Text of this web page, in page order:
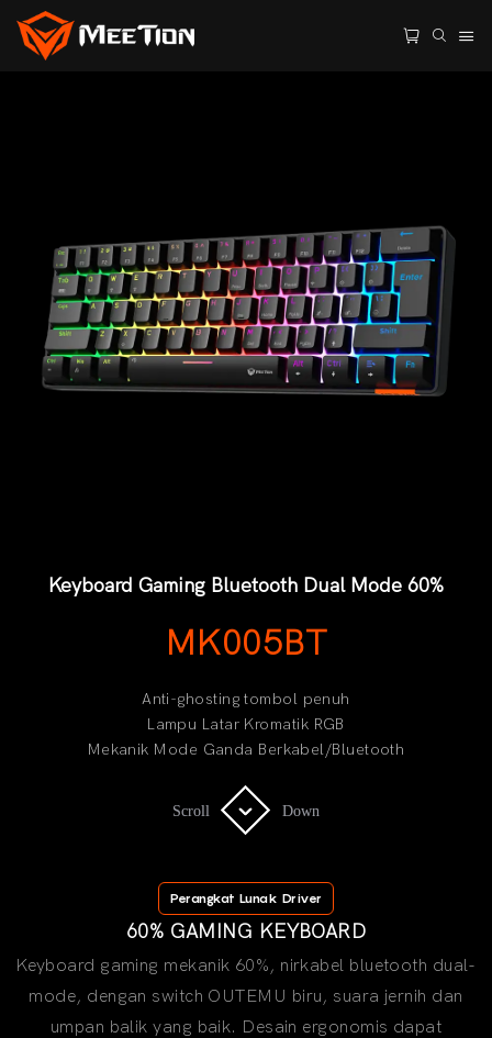
Keyboard Gaming Bluetooth Dual Mode 60%
MK005BT
Anti-ghosting tombol penuh
Lampu Latar Kromatik RGB
Mekanik Mode Ganda Berkabel/Bluetooth
Scroll Down
Scroll Down
Perangkat Lunak Driver
60% GAMING KEYBOARD
Keyboard gaming mekanik 60%, nirkabel bluetooth dual-
mode, dengan switch OUTEMU biru, suara jernih dan
umpan balik yang baik. Desain ergonomis dapat